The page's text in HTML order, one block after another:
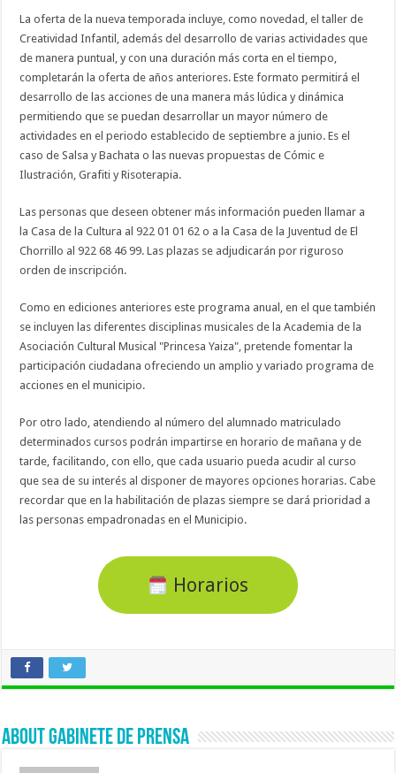
La oferta de la nueva temporada incluye, como novedad, el taller de
Creatividad Infantil, además del desarrollo de varias actividades que
de manera puntual, y con una duración más corta en el tiempo,
completarán la oferta de años anteriores. Este formato permitirá el
desarrollo de las acciones de una manera más lúdica y dinámica
permitiendo que se puedan desarrollar un mayor número de
actividades en el periodo establecido de septiembre a junio. Es el
caso de Salsa y Bachata o las nuevas propuestas de Cómic e
Ilustración, Grafiti y Risoterapia.
Las personas que deseen obtener más información pueden llamar a
la Casa de la Cultura al 922 01 01 62 o a la Casa de la Juventud de El
Chorrillo al 922 68 46 99. Las plazas se adjudicarán por riguroso
orden de inscripción.
Como en ediciones anteriores este programa anual, en el que también
se incluyen las diferentes disciplinas musicales de la Academia de la
Asociación Cultural Musical "Princesa Yaiza", pretende fomentar la
participación ciudadana ofreciendo un amplio y variado programa de
acciones en el municipio.
Por otro lado, atendiendo al número del alumnado matriculado
determinados cursos podrán impartirse en horario de mañana y de
tarde, facilitando, con ello, que cada usuario pueda acudir al curso
que sea de su interés al disponer de mayores opciones horarias. Cabe
recordar que en la habilitación de plazas siempre se dará prioridad a
las personas empadronadas en el Municipio.
Horarios
About Gabinete de Prensa